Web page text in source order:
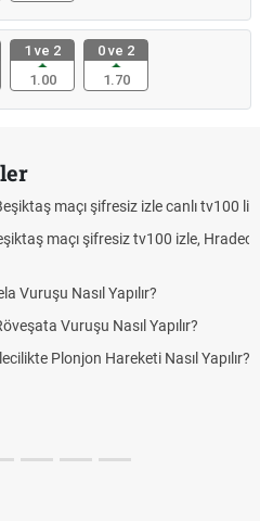
1 ve 2
1.00
0 ve 2
1.70
şifresiz izle canlı tv100 linki
şifresiz tv100 izle, Hradec Kralove
Yapılır?
Nasıl Yapılır?
Hareketi Nasıl Yapılır?